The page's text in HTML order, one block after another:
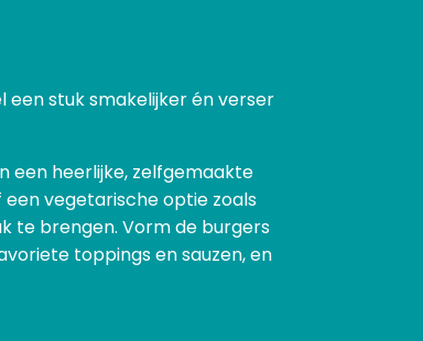
een stuk smakelijker én verser
een heerlijke, zelfgemaakte
een vegetarische optie zoals
te brengen. Vorm de burgers
toppings en sauzen, en